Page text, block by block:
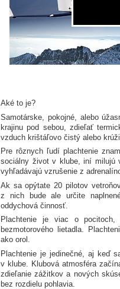
Aké to je?
Samotárske, pokojné, alebo
krajinu pod sebou, zdieľať
vzduch krištáľovo čistý alebo
Pre rôznych ľudí plachtenie
sociálny život v klube, iní milujú
vyhľadávajú vzrušenie z
Ak sa opýtate 20 pilotov
z nich bude ale určite
oddychová činnosť.
Plachtenie je viac o
bezmotorového lietadla.
ako orol.
Plachtenie je jedinečné, aj keď
v klube. Klubová atmosféra
zdieľanie zážitkov a nových
bez rozdielu pohlavia.